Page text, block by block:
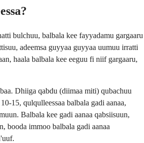
bulchuu, balbala kee fayyadamu gargaaru
adeemsa guyyaa guyyaa uumuu irratti
haala balbala kee eeguu fi niif gargaaru,
Dhiiga qabdu (diimaa miti) qubachuu
15, qulqulleessaa balbala gadi aanaa,
Balbala kee gadi aanaa qabsiisuun,
booda immoo balbala gadi aanaa